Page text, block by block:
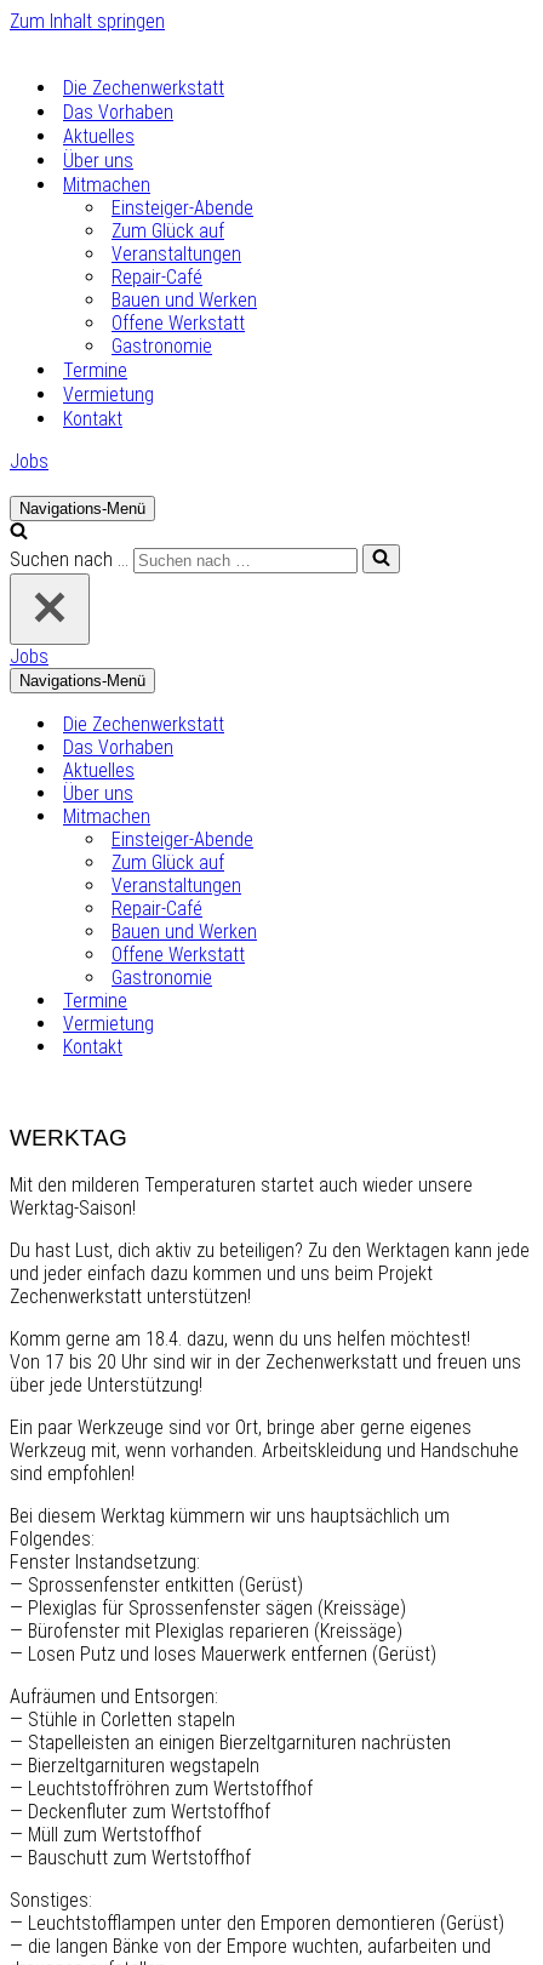
Zum Inhalt springen
Die Zechenwerkstatt
Das Vorhaben
Aktuelles
Über uns
Mitmachen
Einsteiger-Abende
Zum Glück auf
Veranstaltungen
Repair-Café
Bauen und Werken
Offene Werkstatt
Gastronomie
Termine
Vermietung
Kontakt
Jobs
Navigations-Menü
Suchen nach …
Jobs
Navigations-Menü
Die Zechenwerkstatt
Das Vorhaben
Aktuelles
Über uns
Mitmachen
Einsteiger-Abende
Zum Glück auf
Veranstaltungen
Repair-Café
Bauen und Werken
Offene Werkstatt
Gastronomie
Termine
Vermietung
Kontakt
WERKTAG
Mit den milderen Temperaturen startet auch wieder unsere
Werktag-Saison!
Du hast Lust, dich aktiv zu beteiligen? Zu den Werktagen kann jede
und jeder einfach dazu kommen und uns beim Projekt
Zechenwerkstatt unterstützen!
Komm gerne am 18.4. dazu, wenn du uns helfen möchtest!
Von 17 bis 20 Uhr sind wir in der Zechenwerkstatt und freuen uns
über jede Unterstützung!
Ein paar Werkzeuge sind vor Ort, bringe aber gerne eigenes
Werkzeug mit, wenn vorhanden. Arbeitskleidung und Handschuhe
sind empfohlen!
Bei diesem Werktag kümmern wir uns hauptsächlich um
Folgendes:
Fenster Instandsetzung:
— Sprossenfenster entkitten (Gerüst)
— Plexiglas für Sprossenfenster sägen (Kreissäge)
— Bürofenster mit Plexiglas reparieren (Kreissäge)
— Losen Putz und loses Mauerwerk entfernen (Gerüst)
Aufräumen und Entsorgen:
— Stühle in Corletten stapeln
— Stapelleisten an einigen Bierzeltgarnituren nachrüsten
— Bierzeltgarnituren wegstapeln
— Leuchtstoffröhren zum Wertstoffhof
— Deckenfluter zum Wertstoffhof
— Müll zum Wertstoffhof
— Bauschutt zum Wertstoffhof
Sonstiges:
— Leuchtstofflampen unter den Emporen demontieren (Gerüst)
— die langen Bänke von der Empore wuchten, aufarbeiten und